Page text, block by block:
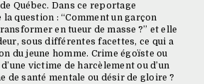
Québec. Dans ce reportage
question : “Comment un garçon
en tueur de masse ?” et elle
sous différentes facettes, ce qui a
du jeune homme. Crime égoïste ou
victime de harcèlement ou d’un
de santé mentale ou désir de gloire ?